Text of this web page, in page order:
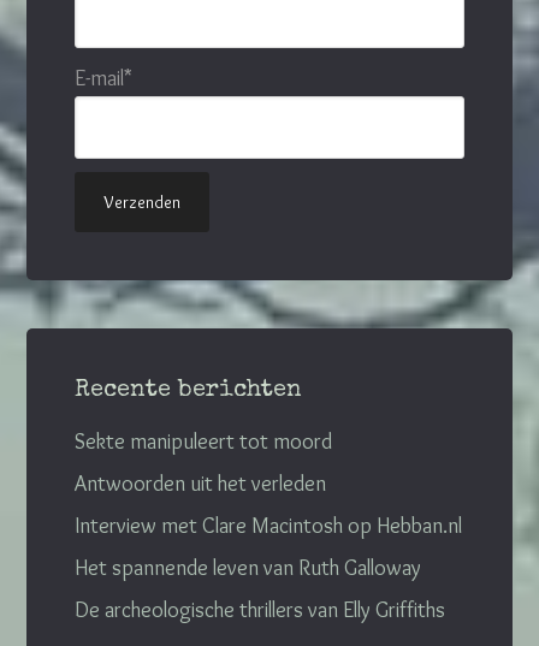
E-mail*
Recente berichten
Sekte manipuleert tot moord
Antwoorden uit het verleden
Interview met Clare Macintosh op Hebban.nl
Het spannende leven van Ruth Galloway
De archeologische thrillers van Elly Griffiths